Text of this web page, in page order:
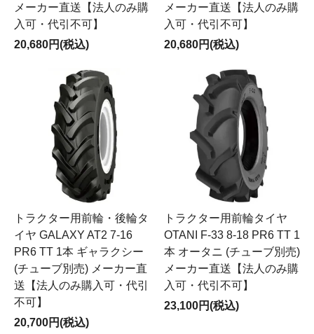
メーカー直送【法人のみ購
入可・代引不可】
20,680円(税込)
メーカー直送【法人のみ購
入可・代引不可】
20,680円(税込)
トラクター用前輪・後輪タ
イヤ GALAXY AT2 7-16
PR6 TT 1本 ギャラクシー
(チューブ別売) メーカー直
送【法人のみ購入可・代引
不可】
20,700円(税込)
トラクター用前輪タイヤ
OTANI F-33 8-18 PR6 TT 1
本 オータニ (チューブ別売)
メーカー直送【法人のみ購
入可・代引不可】
23,100円(税込)